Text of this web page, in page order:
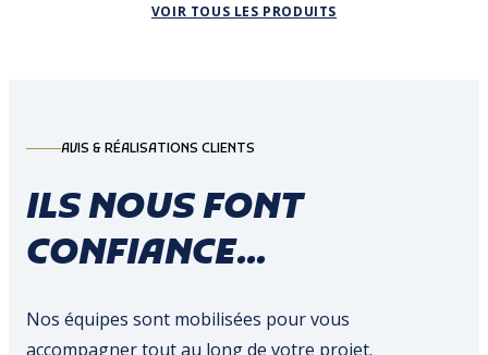
VOIR TOUS LES PRODUITS
AVIS & RÉALISATIONS CLIENTS
ILS NOUS FONT
CONFIANCE...
Nos équipes sont mobilisées pour vous
accompagner tout au long de votre projet.